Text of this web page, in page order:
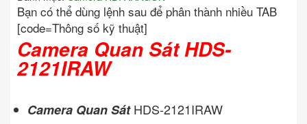
Bạn có thể dùng lệnh sau để phân thành nhiều TAB
[code=Thông số kỹ thuật]
Camera Quan Sát HDS-
2121IRAW
Camera Quan SátHDS-2121IRAW